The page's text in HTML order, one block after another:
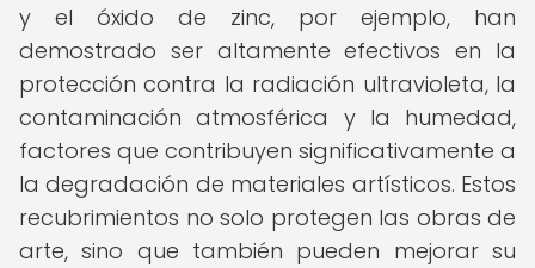
y el óxido de zinc, por ejemplo, han
demostrado ser altamente efectivos en la
protección contra la radiación ultravioleta, la
contaminación atmosférica y la humedad,
factores que contribuyen significativamente a
la degradación de materiales artísticos. Estos
recubrimientos no solo protegen las obras de
arte, sino que también pueden mejorar su